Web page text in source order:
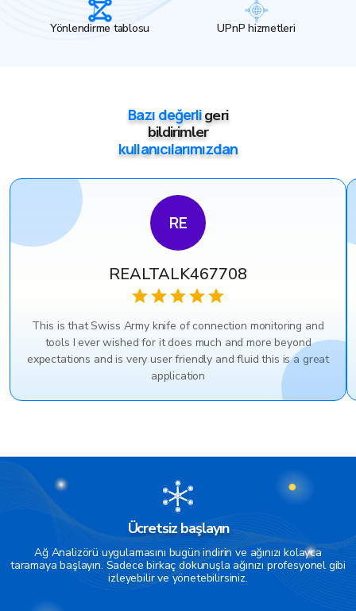
Yönlendirme tablosu UPnP hizmetleri
Bazı değerligeri
bildirimler
kullanıcılarımızdan
RE
REALTALK467708
This is that Swiss Army knife of connection monitoring and
tools I ever wished for it does much and more beyond
expectations and is very user friendly and fluid this is a great
application
Ücretsiz başlayın
Ağ Analizörü uygulamasını bugün indirin ve ağınızı kolayca
taramaya başlayın. Sadece birkaç dokunuşla ağınızı profesyonel gibi
izleyebilir ve yönetebilirsiniz.